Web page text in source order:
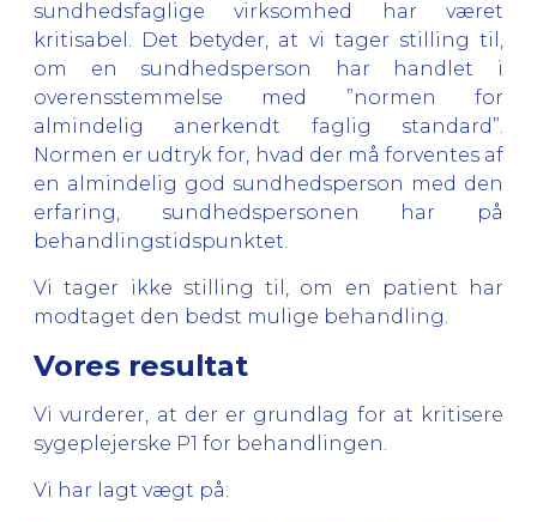
sundhedsfaglige virksomhed har været
kritisabel. Det betyder, at vi tager stilling til,
om en sundhedsperson har handlet i
overensstemmelse med ”normen for
almindelig anerkendt faglig standard”.
Normen er udtryk for, hvad der må forventes af
en almindelig god sundhedsperson med den
erfaring, sundhedspersonen har på
behandlingstidspunktet.
Vi tager ikke stilling til, om en patient har
modtaget den bedst mulige behandling.
Vores resultat
Vi vurderer, at der er grundlag for at kritisere
sygeplejerske P1 for behandlingen.
Vi har lagt vægt på: